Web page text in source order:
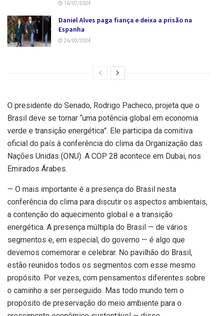
16/07/2024
Daniel Alves paga fiança e deixa a prisão na
Espanha
26/03/2024
O presidente do Senado, Rodrigo Pacheco, projeta que o
Brasil deve se tornar “uma potência global em economia
verde e transição energética”. Ele participa da comitiva
oficial do país à conferência do clima da Organização das
Nações Unidas (ONU). A COP 28 acontece em Dubai, nos
Emirados Árabes.
— O mais importante é a presença do Brasil nesta
conferência do clima para discutir os aspectos ambientais,
a contenção do aquecimento global e a transição
energética. A presença múltipla do Brasil — de vários
segmentos e, em especial, do governo — é algo que
devemos comemorar e celebrar. No pavilhão do Brasil,
estão reunidos todos os segmentos com esse mesmo
propósito. Por vezes, com pensamentos diferentes sobre
o caminho a ser perseguido. Mas todo mundo tem o
propósito de preservação do meio ambiente para o